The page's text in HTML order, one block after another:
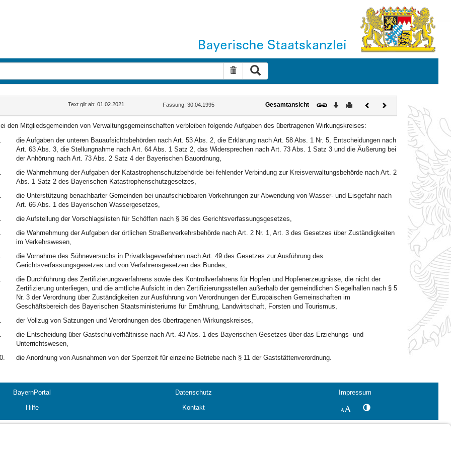
Suche zurücksetzen
Text gilt ab: 01.02.2021 Fassung: 30.04.1995 Gesamtansicht Download
DruckenVorherigesNächstes
Dokument
den Mitgliedsgemeinden von Verwaltungsgemeinschaften verbleiben folgende Aufgaben des übertragenen Wirkungskreises:
die Aufgaben der unteren Bauaufsichtsbehörden nach Art. 53 Abs. 2, die Erklärung nach Art. 58 Abs. 1 Nr. 5, Entscheidungen nach
Art. 63 Abs. 3, die Stellungnahme nach Art. 64 Abs. 1 Satz 2, das Widersprechen nach Art. 73 Abs. 1 Satz 3 und die Äußerung bei
der Anhörung nach Art. 73 Abs. 2 Satz 4 der Bayerischen Bauordnung,
die Wahrnehmung der Aufgaben der Katastrophenschutzbehörde bei fehlender Verbindung zur Kreisverwaltungsbehörde nach Art. 2
Abs. 1 Satz 2 des Bayerischen Katastrophenschutzgesetzes,
die Unterstützung benachbarter Gemeinden bei unaufschiebbaren Vorkehrungen zur Abwendung von Wasser- und Eisgefahr nach
Art. 66 Abs. 1 des Bayerischen Wassergesetzes,
die Aufstellung der Vorschlagslisten für Schöffen nach § 36 des Gerichtsverfassungsgesetzes,
die Wahrnehmung der Aufgaben der örtlichen Straßenverkehrsbehörde nach Art. 2 Nr. 1, Art. 3 des Gesetzes über Zuständigkeiten
im Verkehrswesen,
die Vornahme des Sühneversuchs in Privatklageverfahren nach Art. 49 des Gesetzes zur Ausführung des
Gerichtsverfassungsgesetzes und von Verfahrensgesetzen des Bundes,
die Durchführung des Zertifizierungsverfahrens sowie des Kontrollverfahrens für Hopfen und Hopfenerzeugnisse, die nicht der
Zertifizierung unterliegen, und die amtliche Aufsicht in den Zertifizierungsstellen außerhalb der gemeindlichen Siegelhallen nach § 5
Nr. 3 der Verordnung über Zuständigkeiten zur Ausführung von Verordnungen der Europäischen Gemeinschaften im
Geschäftsbereich des Bayerischen Staatsministeriums für Ernährung, Landwirtschaft, Forsten und Tourismus,
der Vollzug von Satzungen und Verordnungen des übertragenen Wirkungskreises,
die Entscheidung über Gastschulverhältnisse nach Art. 43 Abs. 1 des Bayerischen Gesetzes über das Erziehungs- und
Unterrichtswesen,
die Anordnung von Ausnahmen von der Sperrzeit für einzelne Betriebe nach § 11 der Gaststättenverordnung.
BayernPortal Datenschutz
Impressum
Hilfe Kontakt SchriftgrößeKontrastwechsel